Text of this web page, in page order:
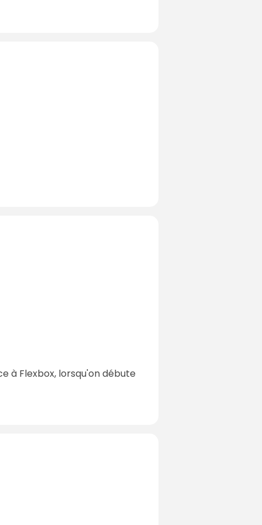
à Flexbox, lorsqu'on débute